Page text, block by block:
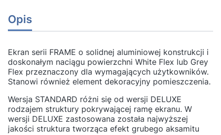
Opis
Ekran serii FRAME o solidnej aluminiowej konstrukcji i
doskonałym naciągu powierzchni White Flex lub Grey
Flex przeznaczony dla wymagających użytkowników.
Stanowi również element dekoracyjny pomieszczenia.
Wersja STANDARD różni się od wersji DELUXE
rodzajem struktury pokrywającej ramę ekranu. W
wersji DELUXE zastosowana została najwyższej
jakości struktura tworząca efekt grubego aksamitu